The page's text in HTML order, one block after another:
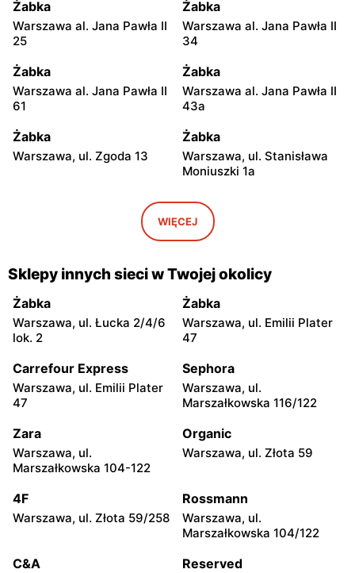
Żabka
Warszawa al. Jana Pawła II
25
Żabka
Warszawa al. Jana Pawła II
34
Żabka
Warszawa al. Jana Pawła II
61
Żabka
Warszawa al. Jana Pawła II
43a
Żabka
Warszawa, ul. Zgoda 13
Żabka
Warszawa, ul. Stanisława
Moniuszki 1a
Świętokrzyska 0 Stacja
Żabka
Warszawa, ul. Grzybowska
5
Żabka
Łódź, ul. Żurawia 14
Żabka
Warszawa, ul. Żurawia 18
Żabka Żabka
104
Żabka
2
Żabka
Żabka
Chałubińskiego 8
Żabka
Żabka
4
Żabka
WIĘCEJ
Sklepy innych sieci w Twojej okolicy
Żabka
Warszawa, ul. Łucka 2/4/6
lok. 2
Żabka
Warszawa, ul. Emilii Plater
47
Carrefour Express
Warszawa, ul. Emilii Plater
47
Sephora
Warszawa, ul.
Marszałkowska 116/122
Zara
Warszawa, ul.
Marszałkowska 104-122
Organic
Warszawa, ul. Złota 59
4F
Warszawa, ul. Złota 59/258
Rossmann
Warszawa, ul.
Marszałkowska 104/122
C&A Reserved